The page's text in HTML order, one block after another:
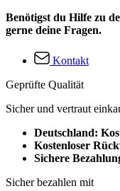
Benötigst du Hilfe zu
gerne deine Fragen.
Kontakt
Geprüfte Qualität
Sicher und vertraut
Deutschland:
Kostenloser
Sichere
Sicher bezahlen mit